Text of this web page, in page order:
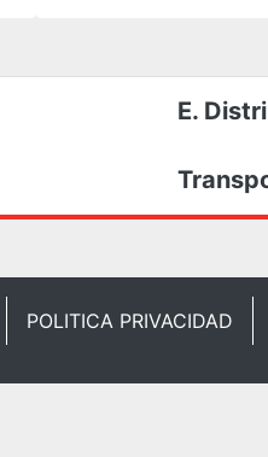
E.
POLITICA PRIVACIDAD